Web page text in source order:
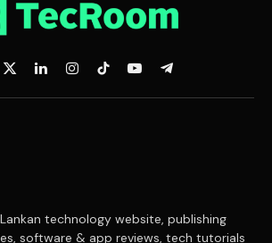
X
(Twitter)
LinkedInInstagram
TikTokYouTubeTelegram
Lankan technology website, publishing
software & app reviews, tech tutorials